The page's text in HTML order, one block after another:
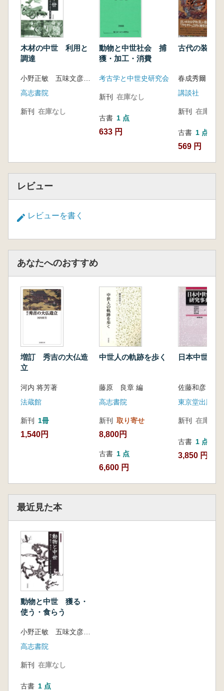
木材の中世 利用と
調達
高志書院
新刊 在庫なし
動物と中世社会 捕
獲・加工・消費
考古学と中世史研究会
新刊 在庫なし
古書 1 点
633 円
古代の装い
春成秀爾 著
講談社
新刊 在庫なし
古書 1 点
569 円
レビュー
レビューを書く
あなたへのおすすめ
増訂 秀吉の大仏造
立
河内 将芳著
法蔵館
新刊 1冊
1,540円
中世人の軌跡を歩く
藤原 良章 編
高志書院
新刊 取り寄せ
8,800円
古書 1 点
6,600 円
日本中世史
佐藤和彦 [ほ
東京堂出版
新刊 在庫なし
古書 1 点
3,850 円
最近見た本
動物と中世 獲る・
使う・食らう
高志書院
新刊 在庫なし
古書 1 点